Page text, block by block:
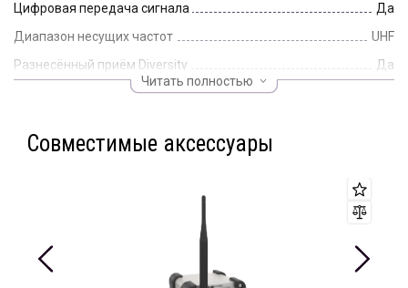
Цифровая передача сигнала
Да
Диапазон несущих частот
UHF
Разнесённый приём Diversity
Да
Длина упаковки, мм
Читать полностью
Совместимые аксессуары